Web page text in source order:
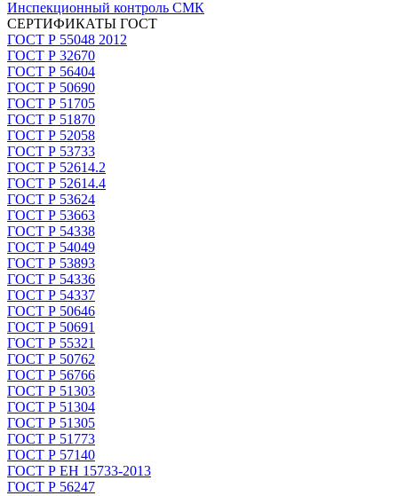
Инспекционный контроль СМК
СЕРТИФИКАТЫ ГОСТ
ГОСТ Р 55048 2012
ГОСТ Р 32670
ГОСТ Р 56404
ГОСТ Р 50690
ГОСТ Р 51705
ГОСТ Р 51870
ГОСТ Р 52058
ГОСТ Р 53733
ГОСТ Р 52614.2
ГОСТ Р 52614.4
ГОСТ Р 53624
ГОСТ Р 53663
ГОСТ Р 54338
ГОСТ Р 54049
ГОСТ Р 53893
ГОСТ Р 54336
ГОСТ Р 54337
ГОСТ Р 50646
ГОСТ Р 50691
ГОСТ Р 55321
ГОСТ Р 50762
ГОСТ Р 56766
ГОСТ Р 51303
ГОСТ Р 51304
ГОСТ Р 51305
ГОСТ Р 51773
ГОСТ Р 57140
ГОСТ Р ЕН 15733-2013
ГОСТ Р 56247